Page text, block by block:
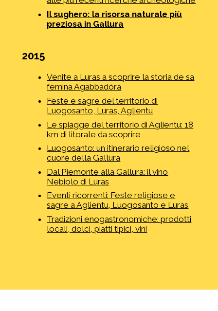
Il sughero: la risorsa naturale più
preziosa in Gallura
2015
Venite a Luras a scoprire la storia de sa
femina Agabbadòra
Feste e sagre del territorio di
Luogosanto, Luras, Aglientu
Le spiagge del territorio di Aglientu: 18
km di litorale da scoprire
Luogosanto: un itinerario religioso nel
cuore della Gallura
Dal Piemonte alla Gallura: il vino
Nebiolo di Luras
Eventi ricorrenti: Feste religiose e
sagre a Aglientu, Luogosanto e Luras
Tradizioni enogastronomiche: prodotti
locali, dolci, piatti tipici, vini